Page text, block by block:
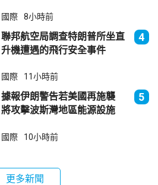
國際 8小時前
聯邦航空局調查特朗普所坐直
升機遭遇的飛行安全事件
4
國際 11小時前
據報伊朗警告若美國再施襲
將攻擊波斯灣地區能源設施
5
國際 10小時前
更多新聞